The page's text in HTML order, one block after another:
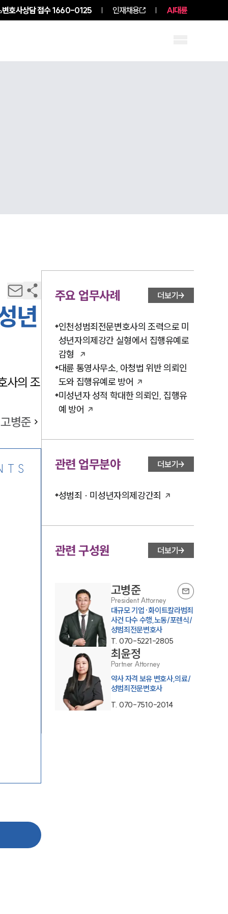
변호사상담 접수1660-0125 인재채용 AI대륜
년
사의 조
고병준
주요 업무사례 더보기
인천성범죄전문변호사의 조력으로 미
성년자의제강간 실형에서 집행유예로
감형
대륜 통영사무소, 아청법 위반 의뢰인
도와 집행유예로 방어
미성년자 성적 학대한 의뢰인, 집행유
예 방어
관련 업무분야 더보기
성범죄 · 미성년자의제강간죄
관련 구성원 더보기
고병준
President Attorney
대규모 기업·화이트칼라범죄
사건 다수 수행,노동/포렌식/
성범죄전문변호사
T. 070-5221-2805
최윤정
Partner Attorney
약사 자격 보유 변호사,의료/
성범죄전문변호사
T. 070-7510-2014